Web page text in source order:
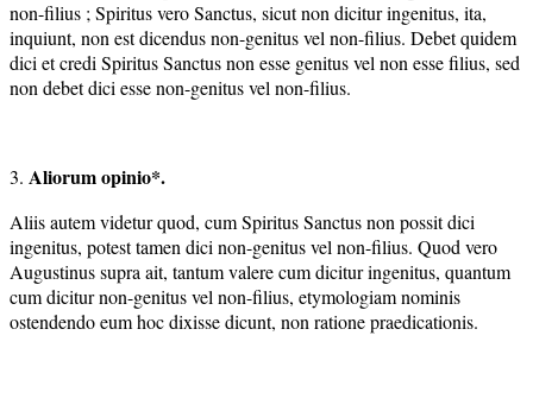
non-filius ; Spiritus vero Sanctus, sicut non dicitur ingenitus, ita,
inquiunt, non est dicendus non-genitus vel non-filius. Debet quidem
dici et credi Spiritus Sanctus non esse genitus vel non esse filius, sed
non debet dici esse non-genitus vel non-filius.
3. Aliorum opinio*.
Aliis autem videtur quod, cum Spiritus Sanctus non possit dici
ingenitus, potest tamen dici non-genitus vel non-filius. Quod vero
Augustinus supra ait, tantum valere cum dicitur ingenitus, quantum
cum dicitur non-genitus vel non-filius, etymologiam nominis
ostendendo eum hoc dixisse dicunt, non ratione praedicationis.